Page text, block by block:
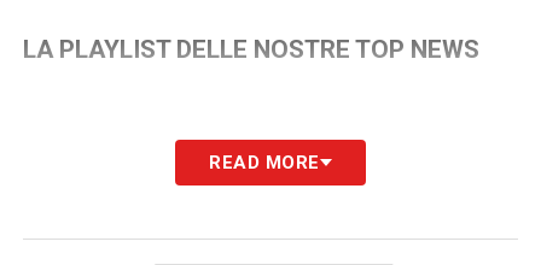
LA PLAYLIST DELLE NOSTRE TOP NEWS
READ MORE